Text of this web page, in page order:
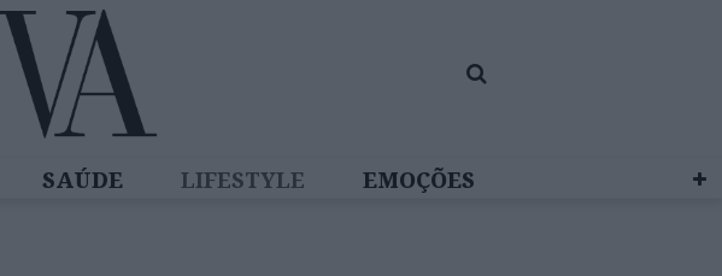
SAÚDE LIFESTYLE
EMOÇÕES